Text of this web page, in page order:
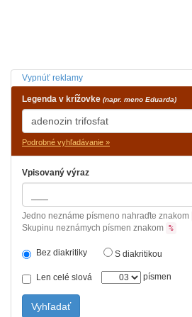
Vypnúť reklamy
Legenda v krížovke (napr. meno Eduarda)
Podrobné vyhľadávanie »
Vpisovaný výraz
Jedno neznáme písmeno nahraďte znakom
Skupinu neznámych písmen znakom %
Bez diakritiky S diakritikou
Len celé slová písmen
Vyhľadať